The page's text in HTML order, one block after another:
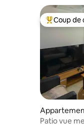
Coups de
Coup de
Patio vue